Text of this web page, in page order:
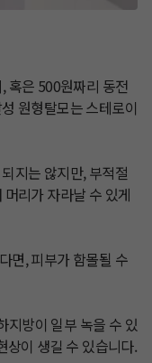
혹은 500원짜리 동전
원형탈모는 스테로이
지는 않지만, 부적절
리가 자라날 수 있게
면, 피부가 함몰될 수
지방이 일부 녹을 수 있
상이 생길 수 있습니다.